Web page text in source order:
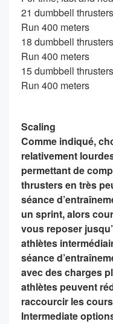
21 dumbbell thrusters
Run 400 meters
18 dumbbell thrusters
Run 400 meters
15 dumbbell thrusters
Run 400 meters
Scaling
Comme indiqué,
relativement
permettant de
thrusters en très
séance
un sprint, alors
vous reposer
athlètes
séance
avec des charges
athlètes peuvent
raccourcir les
Intermediate